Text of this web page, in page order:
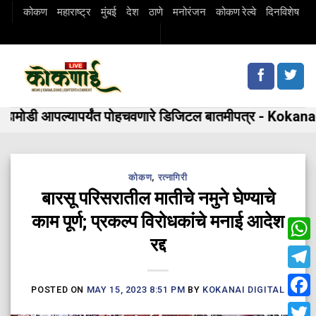
Skipकोकण महाराष्ट्र मुंबई देश ठाणे मनोरंजन कोकण रेल्वे दिनविशेष
आपल्यापर्यंत पोहचवणारे डिजिटल बातमीपत्र - Kokanai
कोकण, रत्नागिरी
बारसू परिसरातील मातीचे नमुने घेण्याचे
काम पूर्ण; प्रकल्प विरोधकांचे मनाई आदेश
रद्द
POSTED ON MAY 15, 2023 8:51 PM BY KOKANAI DIGITAL